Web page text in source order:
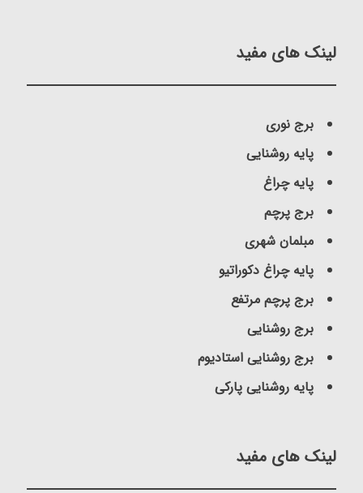
لینک های مفید
برج نوری
پایه روشنایی
پایه چراغ
برج پرچم
مبلمان شهری
پایه چراغ دکوراتیو
برج پرچم مرتفع
برج روشنایی
برج روشنایی استادیوم
پایه روشنایی پارکی
لینک های مفید